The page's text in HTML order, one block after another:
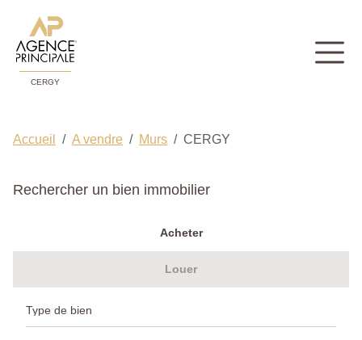
CERGY
Accueil A vendre Murs CERGY
Rechercher un bien immobilier
Acheter
Louer